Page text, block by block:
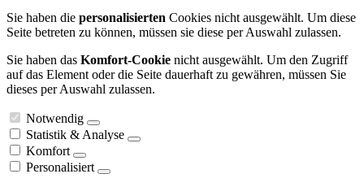
Sie haben die personalisierten Cookies nicht ausgewählt. Um diese
Seite betreten zu können, müssen sie diese per Auswahl zulassen.
Sie haben das Komfort-Cookie nicht ausgewählt. Um den Zugriff
auf das Element oder die Seite dauerhaft zu gewähren, müssen Sie
dieses per Auswahl zulassen.
Notwendig
Statistik & Analyse
Komfort
Personalisiert